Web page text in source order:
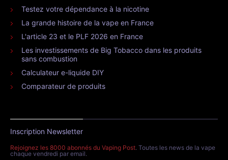
Testez votre dépendance à la nicotine
La grande histoire de la vape en France
L'article 23 et le PLF 2026 en France
Les investissements de Big Tobacco dans les produits
sans combustion
Calculateur e-liquide DIY
Comparateur de produits
Inscription Newsletter
Rejoignez les 8000 abonnés du Vaping Post. Toutes les news de la vape
chaque vendredi par email.